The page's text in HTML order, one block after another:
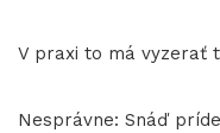
V praxi to má vyzerať
Nesprávne: Snáď